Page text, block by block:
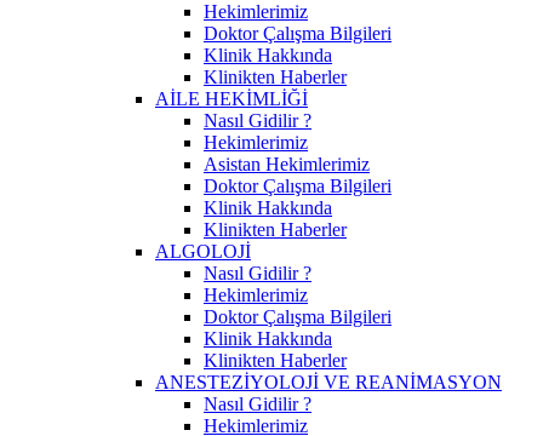
Hekimlerimiz
Doktor Çalışma Bilgileri
Klinik Hakkında
Klinikten Haberler
AİLE HEKİMLİĞİ
Nasıl Gidilir ?
Hekimlerimiz
Asistan Hekimlerimiz
Doktor Çalışma Bilgileri
Klinik Hakkında
Klinikten Haberler
ALGOLOJİ
Nasıl Gidilir ?
Hekimlerimiz
Doktor Çalışma Bilgileri
Klinik Hakkında
Klinikten Haberler
ANESTEZİYOLOJİ VE REANİMASYON
Nasıl Gidilir ?
Hekimlerimiz